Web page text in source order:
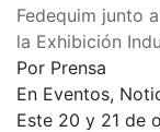
Fedequim junto
la Exhibición
Por Prensa
En Eventos,
Este 20 y 21 de